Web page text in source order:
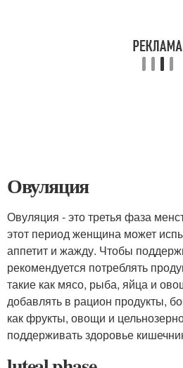
Овуляция
Овуляция - это третья фаза
этот период женщина может
аппетит и жажду. Чтобы
рекомендуется потреблять
такие как мясо, рыба, яйца и
добавлять в рацион продукты,
как фрукты, овощи и
поддерживать здоровье